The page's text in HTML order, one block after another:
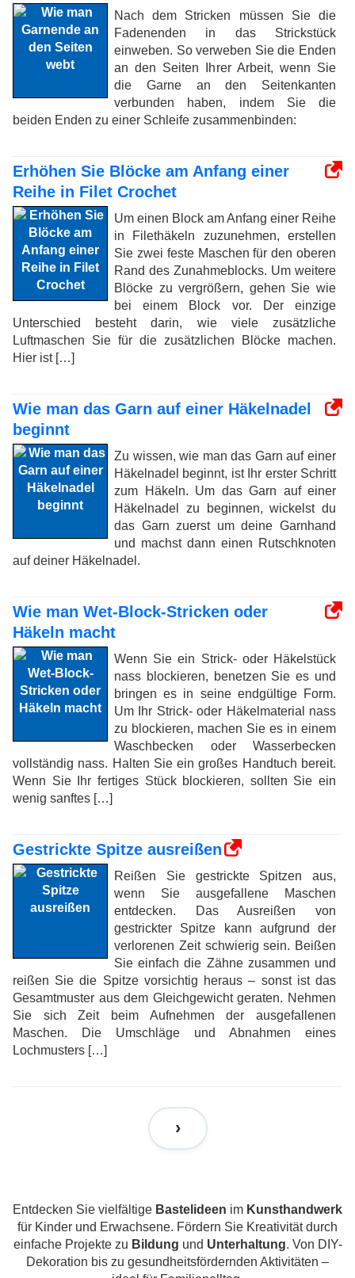
Nach dem Stricken müssen Sie die
Fadenenden in das Strickstück
einweben. So verweben Sie die Enden
an den Seiten Ihrer Arbeit, wenn Sie
die Garne an den Seitenkanten
verbunden haben, indem Sie die
beiden Enden zu einer Schleife zusammenbinden:
Erhöhen Sie Blöcke am Anfang einer
Reihe in Filet Crochet
Um einen Block am Anfang einer Reihe
in Filethäkeln zuzunehmen, erstellen
Sie zwei feste Maschen für den oberen
Rand des Zunahmeblocks. Um weitere
Blöcke zu vergrößern, gehen Sie wie
bei einem Block vor. Der einzige
Unterschied besteht darin, wie viele zusätzliche
Luftmaschen Sie für die zusätzlichen Blöcke machen.
Hier ist […]
Wie man das Garn auf einer Häkelnadel
beginnt
Zu wissen, wie man das Garn auf einer
Häkelnadel beginnt, ist Ihr erster Schritt
zum Häkeln. Um das Garn auf einer
Häkelnadel zu beginnen, wickelst du
das Garn zuerst um deine Garnhand
und machst dann einen Rutschknoten
auf deiner Häkelnadel.
Wie man Wet-Block-Stricken oder
Häkeln macht
Wenn Sie ein Strick- oder Häkelstück
nass blockieren, benetzen Sie es und
bringen es in seine endgültige Form.
Um Ihr Strick- oder Häkelmaterial nass
zu blockieren, machen Sie es in einem
Waschbecken oder Wasserbecken
vollständig nass. Halten Sie ein großes Handtuch bereit.
Wenn Sie Ihr fertiges Stück blockieren, sollten Sie ein
wenig sanftes […]
Gestrickte Spitze ausreißen
Reißen Sie gestrickte Spitzen aus,
wenn Sie ausgefallene Maschen
entdecken. Das Ausreißen von
gestrickter Spitze kann aufgrund der
verlorenen Zeit schwierig sein. Beißen
Sie einfach die Zähne zusammen und
reißen Sie die Spitze vorsichtig heraus – sonst ist das
Gesamtmuster aus dem Gleichgewicht geraten. Nehmen
Sie sich Zeit beim Aufnehmen der ausgefallenen
Maschen. Die Umschläge und Abnahmen eines
Lochmusters […]
Entdecken Sie vielfältige Bastelideen im Kunsthandwerk
für Kinder und Erwachsene. Fördern Sie Kreativität durch
einfache Projekte zu Bildung und Unterhaltung. Von DIY-
Dekoration bis zu gesundheitsfördernden Aktivitäten –